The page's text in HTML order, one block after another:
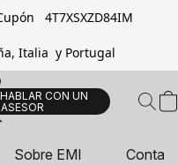
4T7XSXZD84IM
Italia y Portugal
CON UN
ASESOR
Sobre EMI